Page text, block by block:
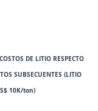
DE LITIO RESPECTO
SUBSECUENTES (LITIO
10K/ton)